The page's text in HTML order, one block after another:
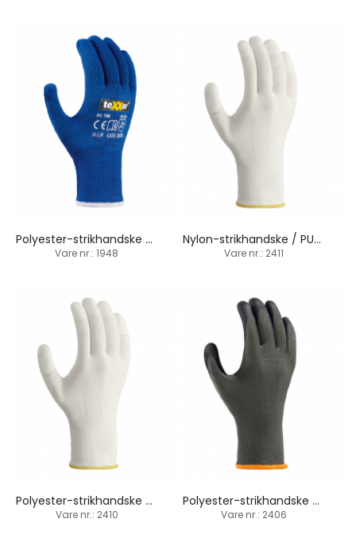
Polyester-strikhandske / PVC-dupper / skærefast
Vare nr.: 1948
Nylon-strikhandske / PU-fingerspidser
Vare nr.: 2411
Polyester-strikhandske / PU-fingerspidser
Vare nr.: 2410
Polyester-strikhandske / PU-belægning
Vare nr.: 2406